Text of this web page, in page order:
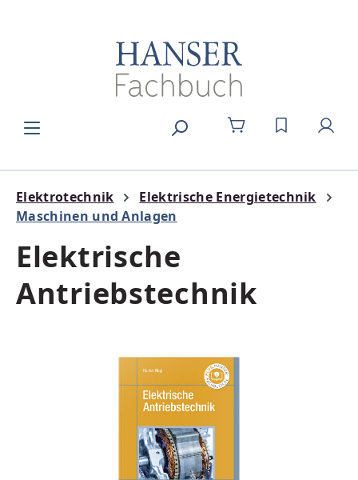
DU HAST 0
Elektrotechnik
Elektrische Energietechnik
Maschinen und Anlagen
Elektrische
Antriebstechnik
Bildergalerie überspringen